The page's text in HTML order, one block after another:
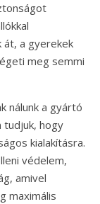
át, a gyerekek
meg semmi
nálunk a gyártó
tudjuk, hogy
kialakításra.
védelem,
amivel
maximális